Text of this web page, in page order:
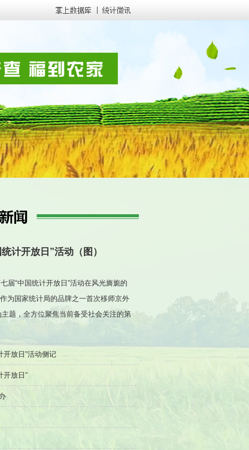
国家统计局副局长张为民发表总结讲话
计开放日”活动（图）
“中国统计开放日”活动在风光旖旎的
为国家统计局的品牌之一首次移师京外
题，全方位聚焦当前备受社会关注的第
放日”活动侧记
开放日”